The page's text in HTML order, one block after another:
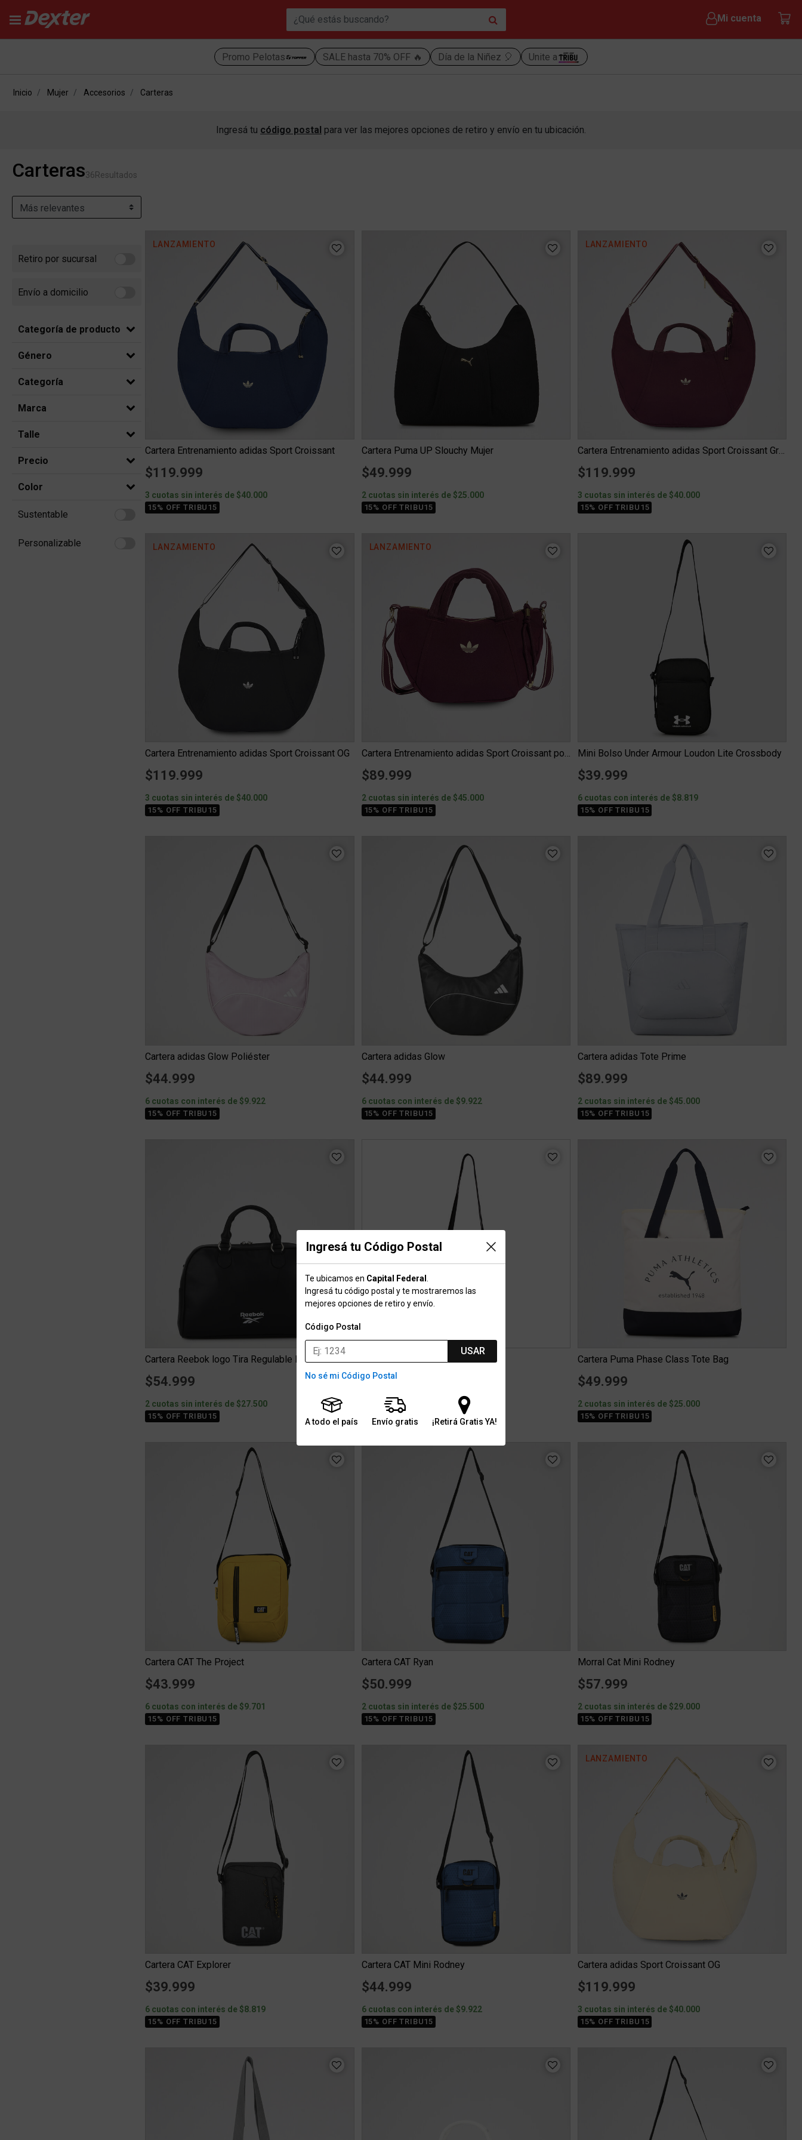
Mi cuenta
Promo Pelotas SALE hasta 70% OFF 🔥 Día de la Niñez 🎈 Unite a
Ingresá tu Código Postal
Te ubicamos en Capital Federal
Ingresá tu código postal y te mostraremos las
mejores opciones de retiro y envío.
Código Postal
USAR
No sé mi Código Postal
A todo el país Envío gratis ¡Retirá Gratis YA!
Inicio Mujer Accesorios Carteras
Ingresá tu código postal para ver las mejores opciones de retiro y envío en tu ubicación.
Carteras36Resultados
Retiro por sucursal
Refine by Retiro por sucursal: Retiro por sucursal
Envío a domicilio
Refine by Envío a domicilio: Envio a domicilio
Categoría de producto
Género
Categoría
Marca
Talle
Precio
Color
Sustentable
Refine by Sustentable: Sustentable
Personalizable
Refine by Personalizable: Personalizable
LANZAMIENTO
Cartera Entrenamiento adidas Sport Croissant
$119.999
3 cuotas sin interés de $40.000
15% OFF TRIBU15
Cartera Puma UP Slouchy Mujer
$49.999
2 cuotas sin interés de $25.000
15% OFF TRIBU15
LANZAMIENTO
Cartera Entrenamiento adidas Sport Croissant Grande
$119.999
3 cuotas sin interés de $40.000
15% OFF TRIBU15
LANZAMIENTO
Cartera Entrenamiento adidas Sport Croissant OG
$119.999
3 cuotas sin interés de $40.000
15% OFF TRIBU15
LANZAMIENTO
Cartera Entrenamiento adidas Sport Croissant poliamida
$89.999
2 cuotas sin interés de $45.000
15% OFF TRIBU15
Mini Bolso Under Armour Loudon Lite Crossbody
$39.999
6 cuotas con interés de $8.819
15% OFF TRIBU15
Cartera adidas Glow Poliéster
$44.999
6 cuotas con interés de $9.922
15% OFF TRIBU15
Cartera adidas Glow
$44.999
6 cuotas con interés de $9.922
15% OFF TRIBU15
Cartera adidas Tote Prime
$89.999
2 cuotas sin interés de $45.000
15% OFF TRIBU15
Cartera Reebok logo Tira Regulable Desmontable
$54.999
2 cuotas sin interés de $27.500
15% OFF TRIBU15
Bolso Nike Heritage Bag
$54.999
2 cuotas sin interés de $27.500
15% OFF TRIBU15
Cartera Puma Phase Class Tote Bag
$49.999
2 cuotas sin interés de $25.000
15% OFF TRIBU15
Cartera CAT The Project
$43.999
6 cuotas con interés de $9.701
15% OFF TRIBU15
Cartera CAT Ryan
$50.999
2 cuotas sin interés de $25.500
15% OFF TRIBU15
Morral Cat Mini Rodney
$57.999
2 cuotas sin interés de $29.000
15% OFF TRIBU15
Cartera CAT Explorer
$39.999
6 cuotas con interés de $8.819
15% OFF TRIBU15
Cartera CAT Mini Rodney
$44.999
6 cuotas con interés de $9.922
15% OFF TRIBU15
LANZAMIENTO
Cartera adidas Sport Croissant OG
$119.999
3 cuotas sin interés de $40.000
15% OFF TRIBU15